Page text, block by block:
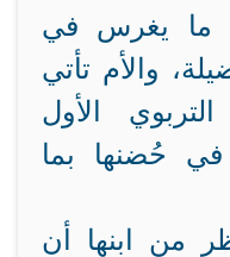
ما يغرس في
والأم تأتي
الأول
حُضنها بما
من ابنها أن